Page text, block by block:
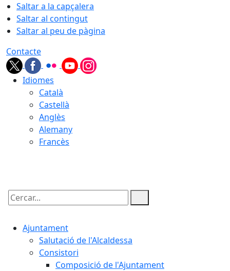
Saltar a la capçalera
Saltar al contingut
Saltar al peu de pàgina
Contacte
Idiomes
Català
Castellà
Anglès
Alemany
Francès
Cercar:
Ajuntament
Salutació de l'Alcaldessa
Consistori
Composició de l'Ajuntament